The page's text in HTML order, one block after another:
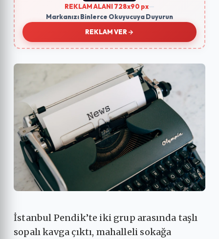
REKLAM ALANI 728x90 px
Markanızı Binlerce Okuyucuya Duyurun
REKLAM VER
İstanbul Pendik’te iki grup arasında taşlı
sopalı kavga çıktı, mahalleli sokağa